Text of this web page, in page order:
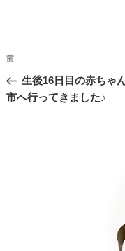
投
稿
ナ
過
去
の
前
生後16日目の赤ちゃ
市へ行ってきました♪